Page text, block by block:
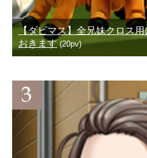
【ダビマス】全兄妹クロス
おきます (20pv)